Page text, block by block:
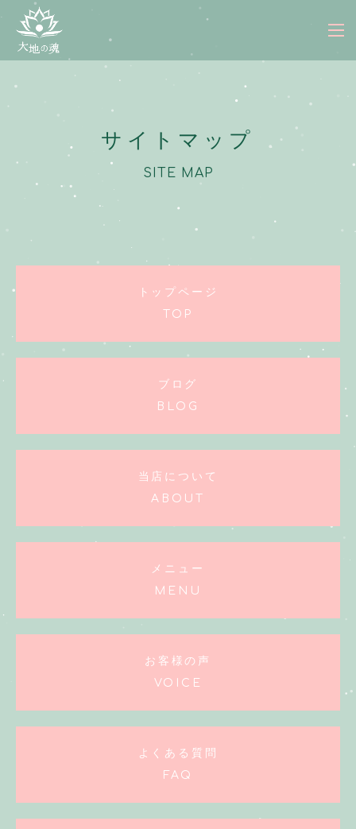
サイトマップ
SITE MAP
トップページ
TOP
ブログ
BLOG
当店について
ABOUT
メニュー
MENU
お客様の声
VOICE
よくある質問
FAQ